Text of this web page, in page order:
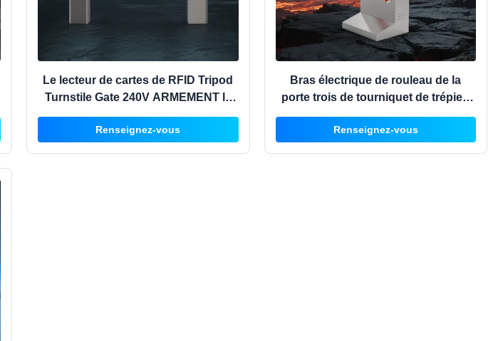
Le lecteur de cartes de RFID Tripod
Turnstile Gate 240V ARMEMENT la
limitation pour le piéton
Renseignez-vous
Bras électrique de rouleau de la
porte trois de tourniquet de trépied
de sécurité du supermarché SS304
Renseignez-vous